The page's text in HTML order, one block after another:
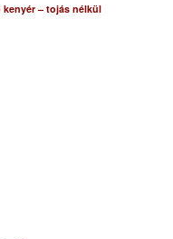
kenyér – tojás nélkül